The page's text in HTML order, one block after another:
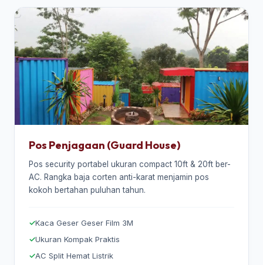
Pos Penjagaan (Guard House)
Pos security portabel ukuran compact 10ft & 20ft ber-
AC. Rangka baja corten anti-karat menjamin pos
kokoh bertahan puluhan tahun.
Kaca Geser Geser Film 3M
Ukuran Kompak Praktis
AC Split Hemat Listrik